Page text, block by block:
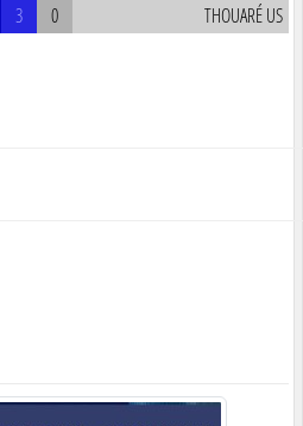
3 0 THOUARÉ US